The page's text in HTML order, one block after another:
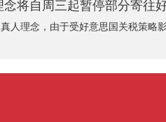
将自周三起暂停部分寄往
人理念，由于受好意思国关税策略